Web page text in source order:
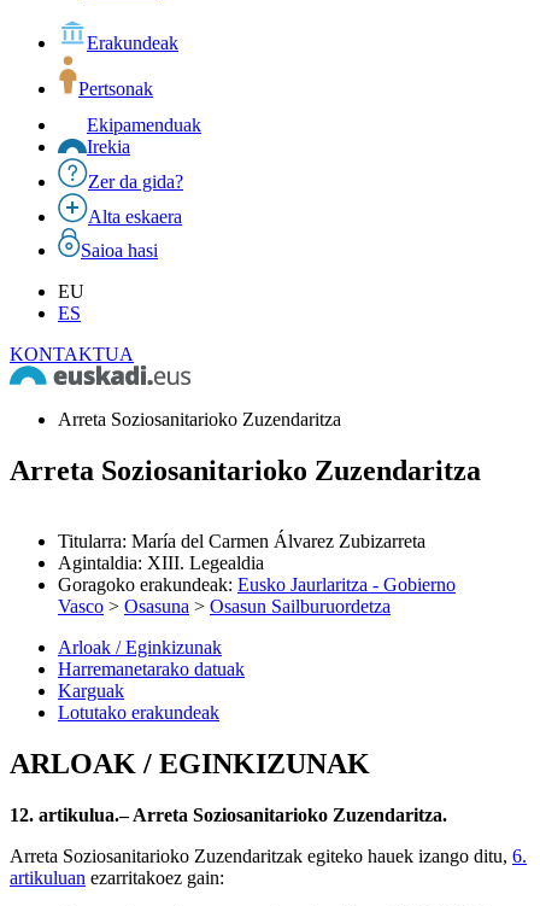
Erakundeak
Pertsonak
Ekipamenduak
Irekia
Zer da gida?
Alta eskaera
Saioa hasi
EU
ES
KONTAKTUA
Arreta Soziosanitarioko Zuzendaritza
Arreta Soziosanitarioko Zuzendaritza
Titularra: María del Carmen Álvarez Zubizarreta
Agintaldia: XIII. Legealdia
Goragoko erakundeak: Eusko Jaurlaritza - Gobierno
Vasco > Osasuna > Osasun Sailburuordetza
Arloak / Eginkizunak
Harremanetarako datuak
Karguak
Lotutako erakundeak
ARLOAK / EGINKIZUNAK
12. artikulua.– Arreta Soziosanitarioko Zuzendaritza.
Arreta Soziosanitarioko Zuzendaritzak egiteko hauek izango ditu, 6.
artikuluan ezarritakoez gain: